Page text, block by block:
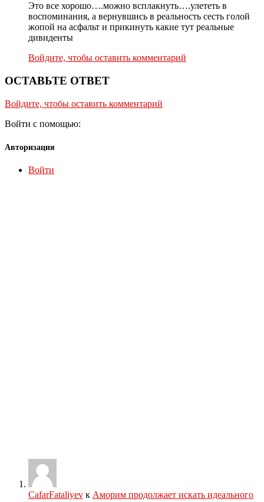
Это все хорошо….можно всплакнуть….улететь в
воспоминания, а вернувшись в реальность сесть голой
жопой на асфальт и прикинуть какие тут реальные
дивиденты
Войдите, чтобы оставить комментарий
ОСТАВЬТЕ ОТВЕТ
Войдите, чтобы оставить комментарий
Войти с помощью:
Авторизация
Войти
CafarFataliyev к Аморим продолжает искать идеального